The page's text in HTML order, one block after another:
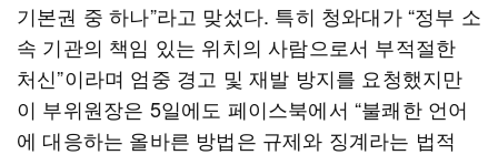
기본권 중 하나”라고 맞섰다. 특히 청와대가 “정부 소
속 기관의 책임 있는 위치의 사람으로서 부적절한
처신”이라며 엄중 경고 및 재발 방지를 요청했지만
이 부위원장은 5일에도 페이스북에서 “불쾌한 언어
에 대응하는 올바른 방법은 규제와 징계라는 법적